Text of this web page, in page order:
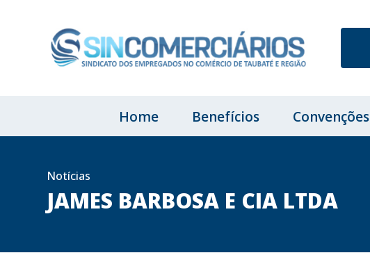
Home Benefícios Convenções
Notícias
JAMES BARBOSA E CIA LTDA